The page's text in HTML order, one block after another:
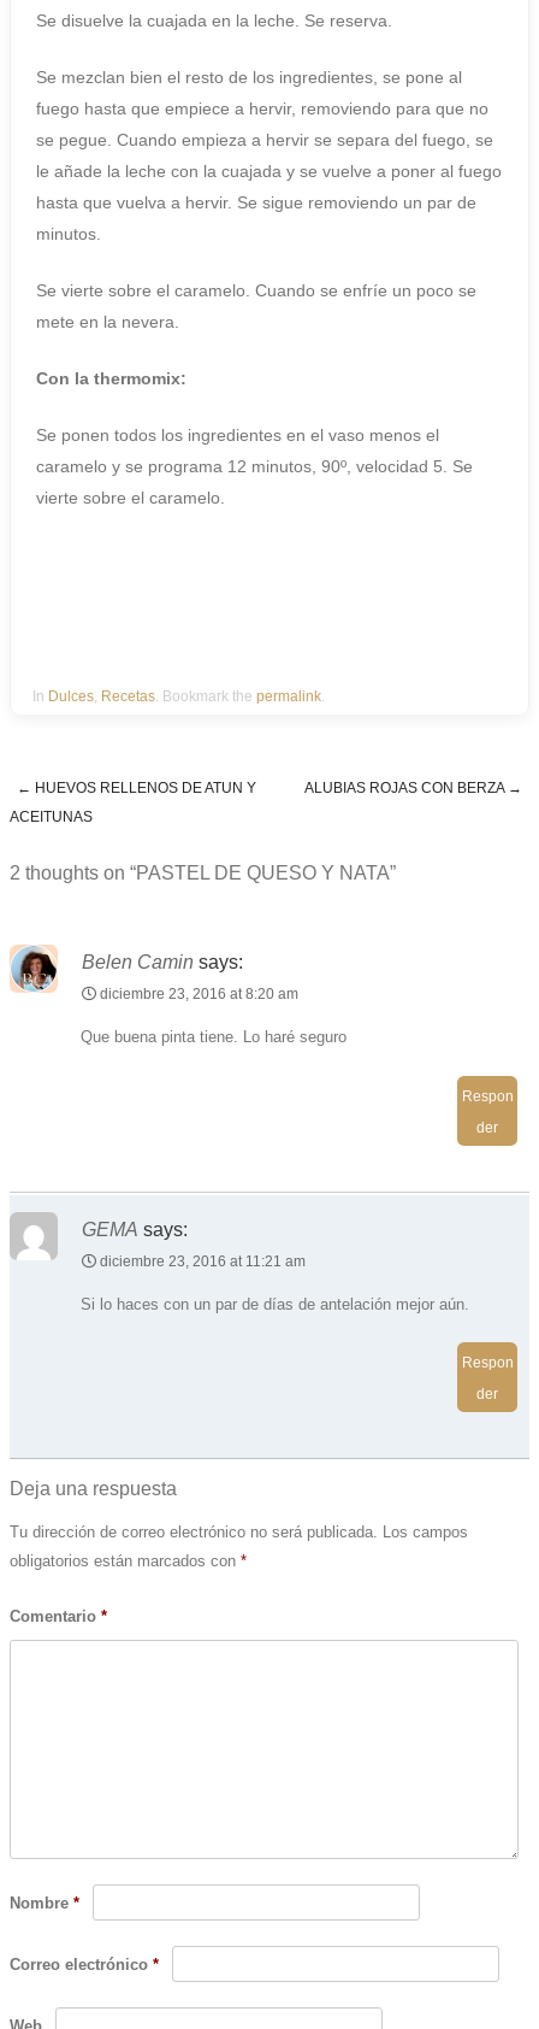
Se disuelve la cuajada en la leche. Se reserva.
Se mezclan bien el resto de los ingredientes, se pone al
fuego hasta que empiece a hervir, removiendo para que no
se pegue. Cuando empieza a hervir se separa del fuego, se
le añade la leche con la cuajada y se vuelve a poner al fuego
hasta que vuelva a hervir. Se sigue removiendo un par de
minutos.
Se vierte sobre el caramelo. Cuando se enfríe un poco se
mete en la nevera.
Con la thermomix:
Se ponen todos los ingredientes en el vaso menos el
caramelo y se programa 12 minutos, 90º, velocidad 5. Se
vierte sobre el caramelo.
In Dulces Recetas . Bookmark the permalink
Post navigation
← HUEVOS RELLENOS DE ATUN Y
ACEITUNAS
ALUBIAS ROJAS CON BERZA →
2 thoughts on “PASTEL DE QUESO Y NATA”
Belen Camin says:
diciembre 23, 2016 at 8:20 am
Que buena pinta tiene. Lo haré seguro
Respon
der
GEMA says:
diciembre 23, 2016 at 11:21 am
Si lo haces con un par de días de antelación mejor aún.
Respon
der
Deja una respuesta
Tu dirección de correo electrónico no será publicada. Los campos
obligatorios están marcados con *
Comentario *
Nombre *
Correo electrónico *